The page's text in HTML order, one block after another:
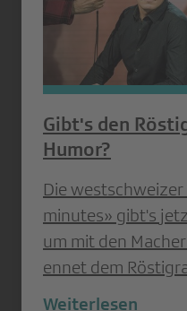
Gibt's den
Humor?
Die
minutes» gibt's
um mit den
ennet dem
Weiterlesen